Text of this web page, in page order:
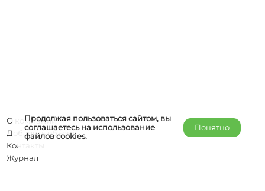
Продолжая пользоваться сайтом, вы
соглашаетесь на использование
файловcookies.
Понятно
О компании
Добавить объект
Контакты
Журнал